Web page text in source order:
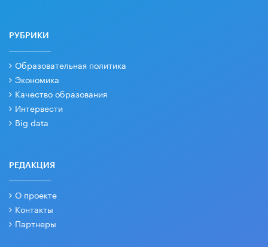
РУБРИКИ
Образовательная политика
Экономика
Качество образования
Интервести
Big data
РЕДАКЦИЯ
О проекте
Контакты
Партнеры